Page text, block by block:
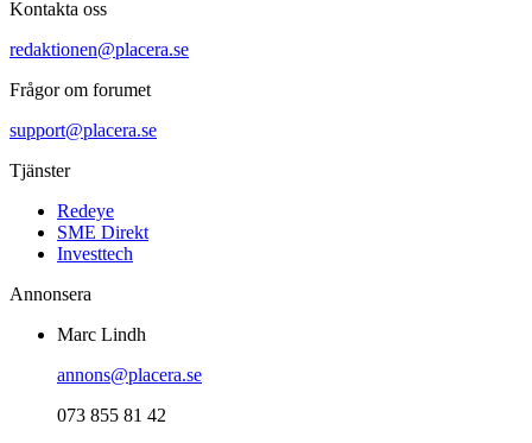
Kontakta oss
redaktionen@placera.se
Frågor om forumet
support@placera.se
Tjänster
Redeye
SME Direkt
Investtech
Annonsera
Marc Lindh
annons@placera.se
073 855 81 42